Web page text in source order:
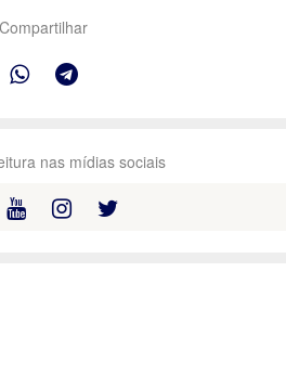
Compartilhar
nas mídias sociais